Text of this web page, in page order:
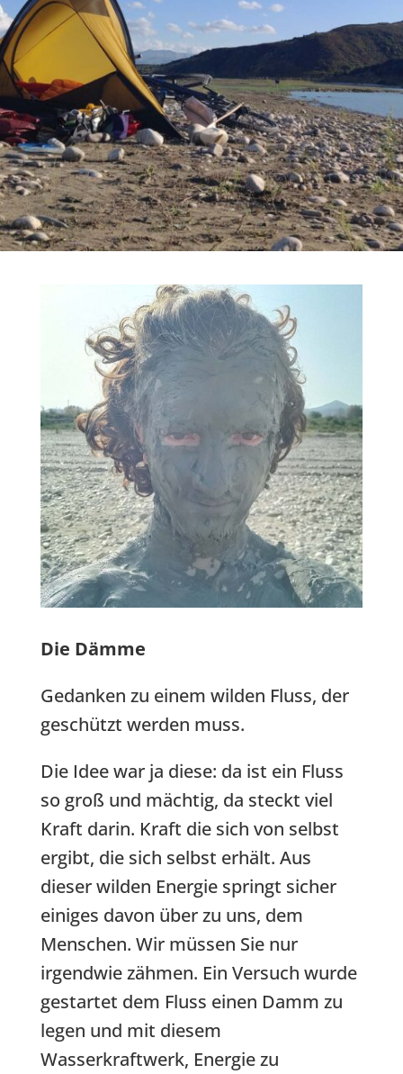
Die Dämme
Gedanken zu einem wilden Fluss, der
geschützt werden muss.
Die Idee war ja diese: da ist ein Fluss
so groß und mächtig, da steckt viel
Kraft darin. Kraft die sich von selbst
ergibt, die sich selbst erhält. Aus
dieser wilden Energie springt sicher
einiges davon über zu uns, dem
Menschen. Wir müssen Sie nur
irgendwie zähmen. Ein Versuch wurde
gestartet dem Fluss einen Damm zu
legen und mit diesem
Wasserkraftwerk, Energie zu